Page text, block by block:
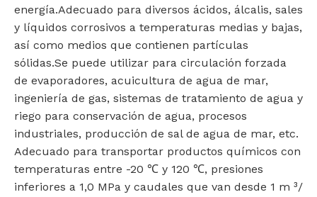
energía.Adecuado para diversos ácidos, álcalis, sales
y líquidos corrosivos a temperaturas medias y bajas,
así como medios que contienen partículas
sólidas.Se puede utilizar para circulación forzada
de evaporadores, acuicultura de agua de mar,
ingeniería de gas, sistemas de tratamiento de agua y
riego para conservación de agua, procesos
industriales, producción de sal de agua de mar, etc.
Adecuado para transportar productos químicos con
temperaturas entre -20 ℃ y 120 ℃, presiones
inferiores a 1,0 MPa y caudales que van desde 1 m ³/